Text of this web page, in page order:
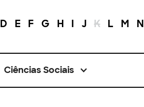
D E F G H I J K L M N
Ciências Sociais